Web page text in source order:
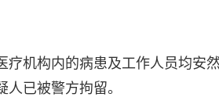
机构内的病患及工作人员均安
已被警方拘留。